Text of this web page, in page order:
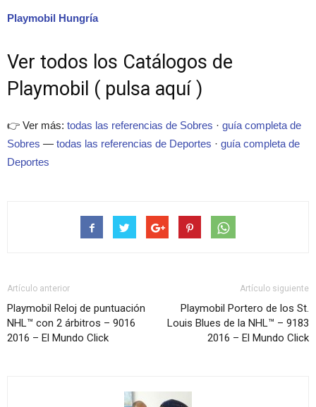
Playmobil Hungría
Ver todos los Catálogos de
Playmobil ( pulsa aquí )
👉 Ver más: todas las referencias de Sobres · guía completa de
Sobres — todas las referencias de Deportes · guía completa de
Deportes
Artículo anterior
Playmobil Reloj de puntuación
NHL™ con 2 árbitros – 9016
2016 – El Mundo Click
Artículo siguiente
Playmobil Portero de los St.
Louis Blues de la NHL™ – 9183
2016 – El Mundo Click